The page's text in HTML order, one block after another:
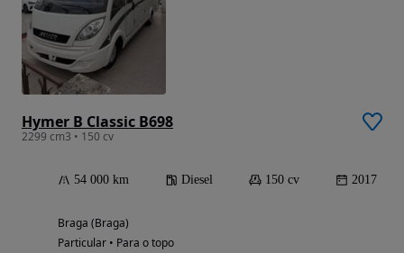
Hymer B Classic B698
2299 cm3 • 150 cv
54 000 km Diesel 150 cv 2017
Braga (Braga)
Particular • Para o topo